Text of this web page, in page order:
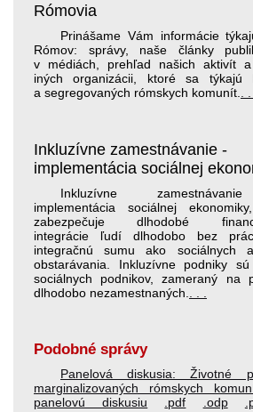
Rómovia
Prinášame Vám informácie
Rómov: správy, naše články
v médiách, prehľad našich aktivít
iných organizácii, ktoré sa týkajú
a segregovaných rómskych komunít.
Inkluzívne zamestnávanie -
implementácia sociálnej
Inkluzívne
implementácia sociálnej
zabezpečuje dlhodobé
integrácie ľudí dlhodobo bez
integračnú sumu ako sociálnych
obstarávania. Inkluzívne podniky
sociálnych podnikov, zameraný na
dlhodobo nezamestnaných.
Podobné správy
Panelová diskusia: Životné
marginalizovaných rómskych
panelovú diskusiu
.pdf .odp